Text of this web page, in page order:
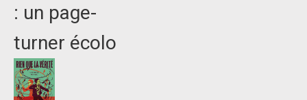
: un page-
turner écolo